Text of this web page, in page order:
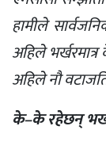
हामीले
अहिले
अहिले नौ
के–के रहेछन्